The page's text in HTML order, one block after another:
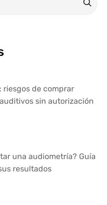
riesgos de comprar
sin autorización
una audiometría? Guía
resultados